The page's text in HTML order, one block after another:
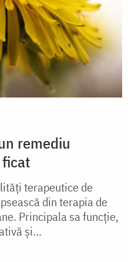
remediu
terapeutice de
din terapia de
Principala sa funcţie,
şi...